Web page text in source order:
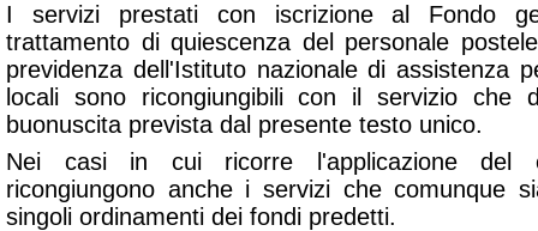
I servizi prestati con iscrizione al Fondo
trattamento di quiescenza del personale
previdenza dell'Istituto nazionale di assistenza
locali sono ricongiungibili con il servizio che
buonuscita prevista dal presente testo unico.
Nei casi in cui ricorre l'applicazione del
ricongiungono anche i servizi che comunque
singoli ordinamenti dei fondi predetti.